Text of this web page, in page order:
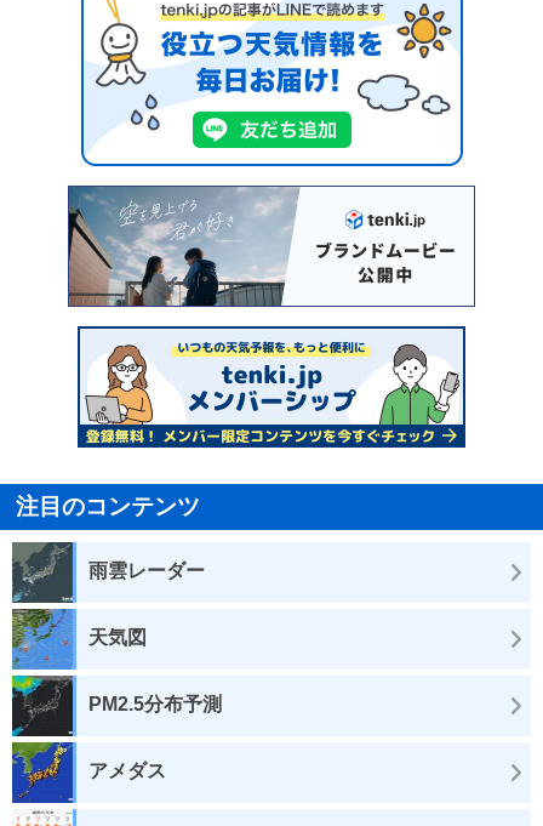
注目のコンテンツ
雨雲レーダー
天気図
PM2.5分布予測
アメダス